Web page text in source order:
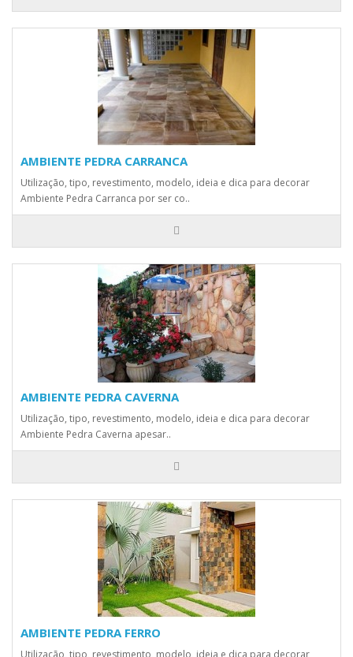
AMBIENTE PEDRA CARRANCA
Utilização, tipo, revestimento, modelo, ideia e dica para decorar
Ambiente Pedra Carranca por ser co..
AMBIENTE PEDRA CAVERNA
Utilização, tipo, revestimento, modelo, ideia e dica para decorar
Ambiente Pedra Caverna apesar..
AMBIENTE PEDRA FERRO
Utilização, tipo, revestimento, modelo, ideia e dica para decorar